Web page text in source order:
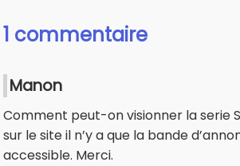
1 commentaire
Manon
Comment peut-on visionner la serie
sur le site il n’y a que la bande
accessible. Merci.